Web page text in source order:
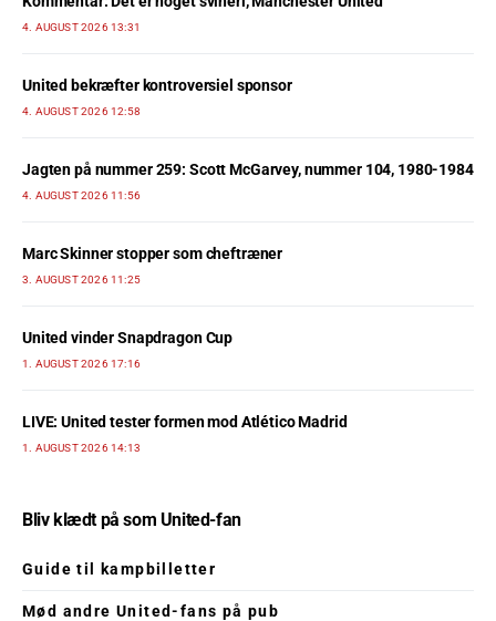
4. AUGUST 2026 13:31
United bekræfter kontroversiel sponsor
4. AUGUST 2026 12:58
Jagten på nummer 259: Scott McGarvey, nummer 104, 1980-1984
4. AUGUST 2026 11:56
Marc Skinner stopper som cheftræner
3. AUGUST 2026 11:25
United vinder Snapdragon Cup
1. AUGUST 2026 17:16
LIVE: United tester formen mod Atlético Madrid
1. AUGUST 2026 14:13
Bliv klædt på som United-fan
Guide til kampbilletter
Mød andre United-fans på pub